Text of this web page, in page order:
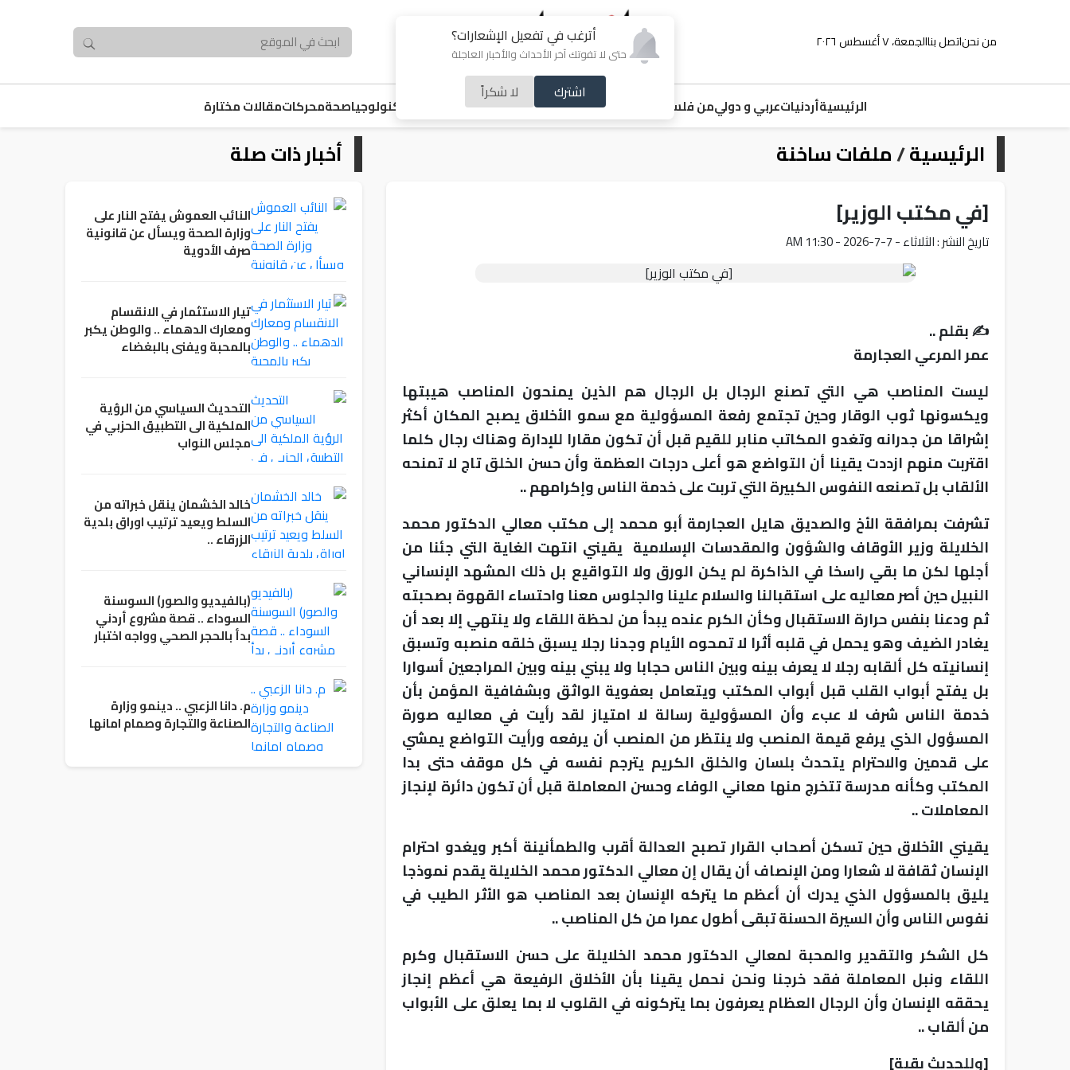
أترغب في تفعيل الإشعارات؟
حتى لا تفوتك آخر الأحداث والأخبار العاجلة
اشترك لا شكراً
من نحناتصل بناالجمعة، ٧ أغسطس ٢٠٢٦
الرئيسيةأردنياتعربي و دوليمن فلسطين ملفات ساخنةخبر و صورةرياضة تكنولوجياصحةمحركاتمقالات مختارة
الرئيسية/ملفات ساخنة
[في مكتب الوزير]
تاريخ النشر : الثلاثاء - 7-7-2026 - 11:30 AM
✍️ بقلم ..
عمر المرعي العجارمة
ليست المناصب هي التي تصنع الرجال بل الرجال هم الذين يمنحون المناصب هيبتها
ويكسونها ثوب الوقار وحين تجتمع رفعة المسؤولية مع سمو الأخلاق يصبح المكان أكثر
إشراقا من جدرانه وتغدو المكاتب منابر للقيم قبل أن تكون مقارا للإدارة وهناك رجال كلما
اقتربت منهم ازددت يقينا أن التواضع هو أعلى درجات العظمة وأن حسن الخلق تاج لا تمنحه
الألقاب بل تصنعه النفوس الكبيرة التي تربت على خدمة الناس وإكرامهم ..
تشرفت بمرافقة الأخ والصديق هايل العجارمة أبو محمد إلى مكتب معالي الدكتور محمد
الخلايلة وزير الأوقاف والشؤون والمقدسات الإسلامية يقيني انتهت الغاية التي جئنا من
أجلها لكن ما بقي راسخا في الذاكرة لم يكن الورق ولا التواقيع بل ذلك المشهد الإنساني
النبيل حين أصر معاليه على استقبالنا والسلام علينا والجلوس معنا واحتساء القهوة بصحبته
ثم ودعنا بنفس حرارة الاستقبال وكأن الكرم عنده يبدأ من لحظة اللقاء ولا ينتهي إلا بعد أن
يغادر الضيف وهو يحمل في قلبه أثرا لا تمحوه الأيام وجدنا رجلا يسبق خلقه منصبه وتسبق
إنسانيته كل ألقابه رجلا لا يعرف بينه وبين الناس حجابا ولا يبني بينه وبين المراجعين أسوارا
بل يفتح أبواب القلب قبل أبواب المكتب ويتعامل بعفوية الواثق وبشفافية المؤمن بأن
خدمة الناس شرف لا عبء وأن المسؤولية رسالة لا امتياز لقد رأيت في معاليه صورة
المسؤول الذي يرفع قيمة المنصب ولا ينتظر من المنصب أن يرفعه ورأيت التواضع يمشي
على قدمين والاحترام يتحدث بلسان والخلق الكريم يترجم نفسه في كل موقف حتى بدا
المكتب وكأنه مدرسة تتخرج منها معاني الوفاء وحسن المعاملة قبل أن تكون دائرة لإنجاز
المعاملات ..
يقيني الأخلاق حين تسكن أصحاب القرار تصبح العدالة أقرب والطمأنينة أكبر ويغدو احترام
الإنسان ثقافة لا شعارا ومن الإنصاف أن يقال إن معالي الدكتور محمد الخلايلة يقدم نموذجا
يليق بالمسؤول الذي يدرك أن أعظم ما يتركه الإنسان بعد المناصب هو الأثر الطيب في
نفوس الناس وأن السيرة الحسنة تبقى أطول عمرا من كل المناصب ..
كل الشكر والتقدير والمحبة لمعالي الدكتور محمد الخلايلة على حسن الاستقبال وكرم
اللقاء ونبل المعاملة فقد خرجنا ونحن نحمل يقينا بأن الأخلاق الرفيعة هي أعظم إنجاز
يحققه الإنسان وأن الرجال العظام يعرفون بما يتركونه في القلوب لا بما يعلق على الأبواب
من ألقاب ..
[وللحديث بقية]
أخبار ذات صلة
النائب العموش يفتح النار على
وزارة الصحة ويسأل عن قانونية
صرف الأدوية
تيار الاستثمار في الانقسام
ومعارك الدهماء .. والوطن يكبر
بالمحبة ويفنى بالبغضاء
التحديث السياسي من الرؤية
الملكية الى التطبيق الحزبي في
مجلس النواب
خالد الخشمان ينقل خبراته من
السلط ويعيد ترتيب اوراق بلدية
الزرقاء ..
(بالفيديو والصور) السوسنة
السوداء .. قصة مشروع أردني
بدأ بالحجر الصحي وواجه اختبار
م. دانا الزعبي .. دينمو وزارة
الصناعة والتجارة وصمام امانها